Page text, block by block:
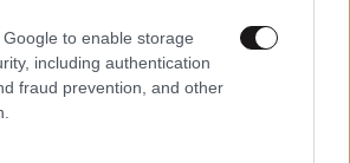
to enable storage
including authentication
fraud prevention, and other